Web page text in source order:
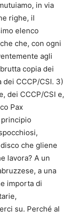
in via
righe, il
elenco
che, con ogni
agli
copia dei
dei CCCP/CSI. 3)
dei CCCP/CSI e,
Pax
che gliene
lavora? A un
a una
importa di
su. Perché al